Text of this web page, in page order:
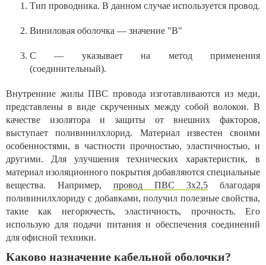
Тип проводника. В данном случае используется провод.
Виниловая оболочка — значение "В"
С — указывает на метод применения
(соединительный).
Внутренние жилы ПВС провода изготавливаются из меди,
представлены в виде скрученных между собой волокон. В
качестве изолятора и защиты от внешних факторов,
выступает поливинилхлорид. Материал известен своими
особенностями, в частности прочностью, эластичностью, и
другими. Для улучшения технических характеристик, в
материал изоляционного покрытия добавляются специальные
вещества. Например, провод ПВС 3х2,5 благодаря
поливинилхлориду с добавками, получил полезные свойства,
такие как негорючесть, эластичность, прочность. Его
использую для подачи питания и обеспечения соединений
для офисной техники.
Каково назначение кабельной оболочки?